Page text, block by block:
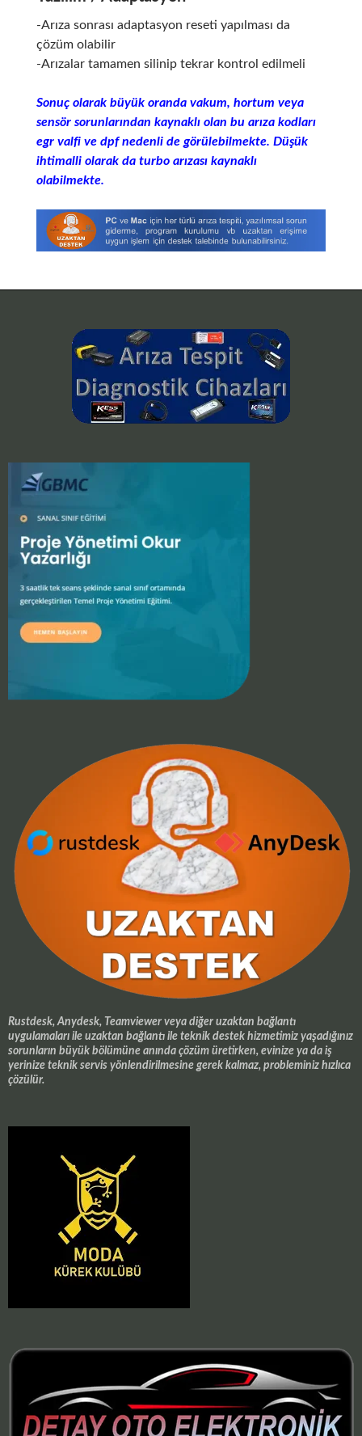
-Arıza sonrası adaptasyon reseti yapılması da
çözüm olabilir
-Arızalar tamamen silinip tekrar kontrol edilmeli
Sonuç olarak büyük oranda vakum, hortum veya
sensör sorunlarından kaynaklı olan bu arıza kodları
egr valfi ve dpf nedenli de görülebilmekte. Düşük
ihtimalli olarak da turbo arızası kaynaklı
olabilmekte.
Rustdesk, Anydesk, Teamviewer veya diğer uzaktan bağlantı
uygulamaları ile uzaktan bağlantı ile teknik destek hizmetimiz yaşadığınız
sorunların büyük bölümüne anında çözüm üretirken, evinize ya da iş
yerinize teknik servis yönlendirilmesine gerek kalmaz, probleminiz hızlıca
çözülür.